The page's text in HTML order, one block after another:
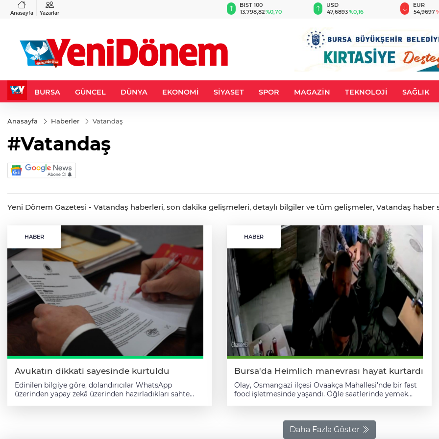
Anasayfa Yazarlar
%-0,22
BIST 100
13.798,82%0,70
USD
47,6893%0,16
EUR
54,9697
BURSA GÜNCEL DÜNYA EKONOMİ SİYASET SPOR MAGAZİN TEKNOLOJİ SAĞLIK
Anasayfa Haberler Vatandaş
#Vatandaş
Yeni Dönem Gazetesi - Vatandaş haberleri, son dakika gelişmeleri, detaylı bilgiler ve tüm gelişmeler, Vatandaş haber
HABER
Avukatın dikkati sayesinde kurtuldu
Edinilen bilgiye göre, dolandırıcılar WhatsApp
üzerinden yapay zekâ üzerinden hazırladıkları sahte
HABER
Bursa'da Heimlich manevrası hayat kurtardı
Olay, Osmangazi ilçesi Ovaakça Mahallesi'nde bir fast
food işletmesinde yaşandı. Öğle saatlerinde yemek
sonucu nefessiz kaldı. El hareketleriyle yardım isteyen
vatandaş esnaf Samet Gözütok'un uyguladığı Heimlich
Daha Fazla Göster